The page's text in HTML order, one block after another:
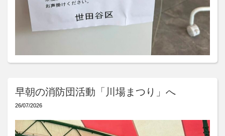
早朝の消防団活動「川場まつり」へ
26/07/2026